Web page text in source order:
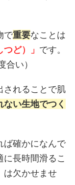
で重要なことは
ど）」 です。
合い）
されることで肌
ない生地でつく
ば確かになんで
に長時間滑るこ
は欠かせませ